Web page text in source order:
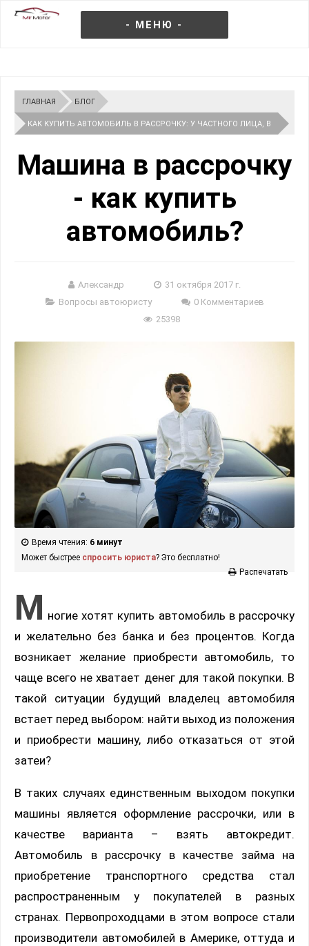
- МЕНЮ -
ГЛАВНАЯ БЛОГ
КАК КУПИТЬ АВТОМОБИЛЬ В РАССРОЧКУ: У ЧАСТНОГО ЛИЦА, В
ВЗНОСА
Машина в рассрочку
- как купить
автомобиль?
Александр
31 октября 2017 г.
Вопросы автоюристу
0 Комментариев
25398
Время чтения: 6 минут
Может быстрее спросить юриста? Это бесплатно!
Распечатать
М ногие хотят купить автомобиль в рассрочку
и желательно без банка и без процентов. Когда
возникает желание приобрести автомобиль, то
чаще всего не хватает денег для такой покупки. В
такой ситуации будущий владелец автомобиля
встает перед выбором: найти выход из положения
и приобрести машину, либо отказаться от этой
затеи?
В таких случаях единственным выходом покупки
машины является оформление рассрочки, или в
качестве варианта – взять автокредит.
Автомобиль в рассрочку в качестве займа на
приобретение транспортного средства стал
распространенным у покупателей в разных
странах. Первопроходцами в этом вопросе стали
производители автомобилей в Америке, оттуда и